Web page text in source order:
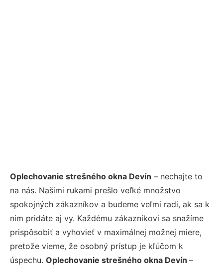
Oplechovanie strešného okna Devín – nechajte to
na nás. Našimi rukami prešlo veľké množstvo
spokojných zákazníkov a budeme veľmi radi, ak sa k
nim pridáte aj vy. Každému zákazníkovi sa snažíme
prispôsobiť a vyhovieť v maximálnej možnej miere,
pretože vieme, že osobný prístup je kľúčom k
úspechu. Oplechovanie strešného okna Devín –